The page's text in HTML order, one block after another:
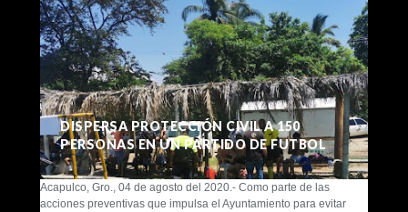
DISPERSA PROTECCIÓN CIVIL A 150
PERSONAS EN UN PARTIDO DE FUTBOL
Acapulco, Gro., 04 de agosto del 2020.- Como parte de las
acciones preventivas que impulsa el Ayuntamiento para evitar